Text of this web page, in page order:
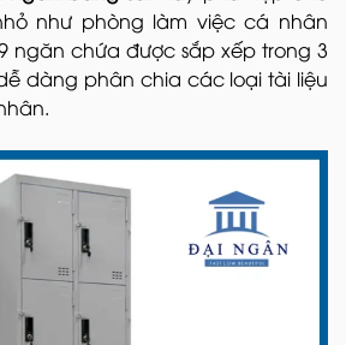
như phòng làm việc cá nhân
ngăn chứa được sắp xếp trong 3
dàng phân chia các loại tài liệu